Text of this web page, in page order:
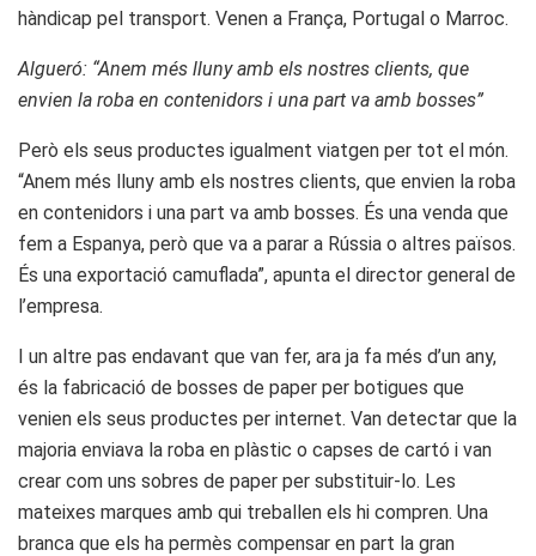
hàndicap pel transport. Venen a França, Portugal o Marroc.
Algueró: “Anem més lluny amb els nostres clients, que
envien la roba en contenidors i una part va amb bosses”
Però els seus productes igualment viatgen per tot el món.
“Anem més lluny amb els nostres clients, que envien la roba
en contenidors i una part va amb bosses. És una venda que
fem a Espanya, però que va a parar a Rússia o altres països.
És una exportació camuflada”, apunta el director general de
l’empresa.
I un altre pas endavant que van fer, ara ja fa més d’un any,
és la fabricació de bosses de paper per botigues que
venien els seus productes per internet. Van detectar que la
majoria enviava la roba en plàstic o capses de cartó i van
crear com uns sobres de paper per substituir-lo. Les
mateixes marques amb qui treballen els hi compren. Una
branca que els ha permès compensar en part la gran